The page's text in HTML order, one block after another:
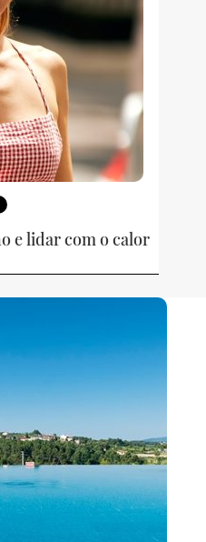
e lidar com o calor